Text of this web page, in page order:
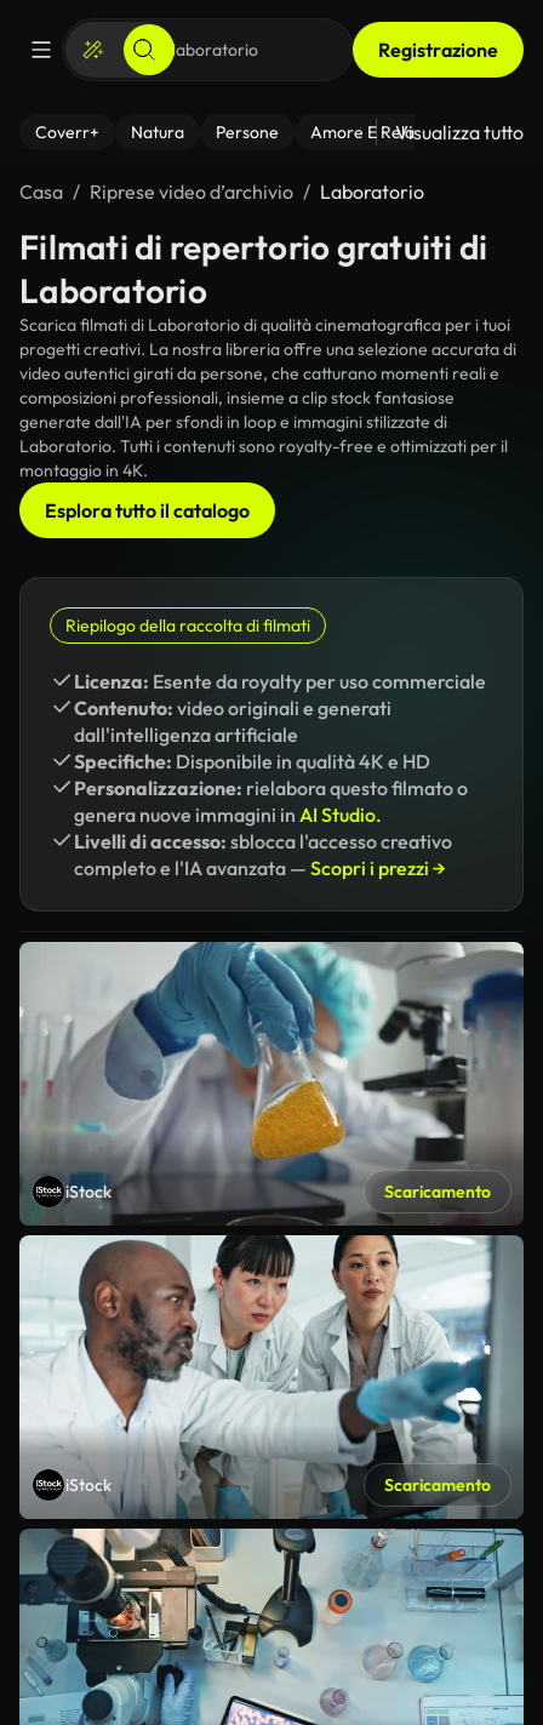
Registrazione
Coverr+ Natura Persone Amore E Relazioni Il
Visualizza tutto
Casa Riprese video d’archivio Laboratorio
Filmati di repertorio gratuiti di
Laboratorio
Scarica filmati di Laboratorio di qualità cinematografica per i tuoi
progetti creativi. La nostra libreria offre una selezione accurata di
video autentici girati da persone, che catturano momenti reali e
composizioni professionali, insieme a clip stock fantasiose
generate dall'IA per sfondi in loop e immagini stilizzate di
Laboratorio. Tutti i contenuti sono royalty-free e ottimizzati per il
montaggio in 4K.
Esplora tutto il catalogo
Riepilogo della raccolta di filmati
Licenza: Esente da royalty per uso commerciale
Contenuto: video originali e generati
dall'intelligenza artificiale
Specifiche: Disponibile in qualità 4K e HD
Personalizzazione: rielabora questo filmato o
genera nuove immagini in AI Studio.
Livelli di accesso: sblocca l'accesso creativo
completo e l'IA avanzata — Scopri i prezzi →
iStock Scaricamento
iStock Scaricamento